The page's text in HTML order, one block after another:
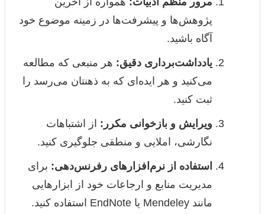
پژوهش‌ها و پیشرفت‌ها در زمینه موضوع خود
آگاه باشید.
یادداشت‌برداری دقیق: هر منبعی که مطالعه
می‌کنید و هر ایده‌ای که به ذهنتان می‌رسد را
ثبت کنید.
ویرایش و بازخوانی مکرر: از اشتباهات
نگارشی، املایی و منطقی جلوگیری کنید.
استفاده از نرم‌افزارهای رفرنس‌دهی: برای
مدیریت منابع و ارجاعات خود از ابزارهایی
مانند Mendeley یا EndNote استفاده کنید.